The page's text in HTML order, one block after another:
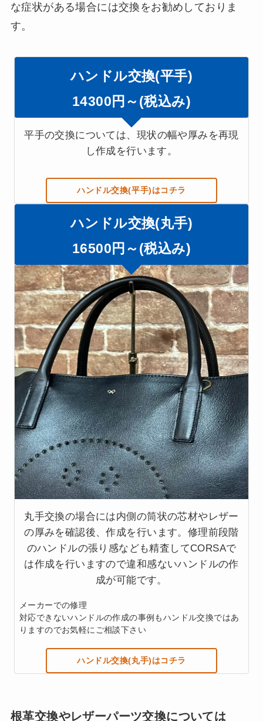
な症状がある場合には交換をお勧めしておりま
す。
ハンドル交換(平手)
14300円～(税込み)
平手の交換については、現状の幅や厚みを再現
し作成を行います。
ハンドル交換(平手)はコチラ
ハンドル交換(丸手)
16500円～(税込み)
丸手交換の場合には内側の筒状の芯材やレザー
の厚みを確認後、作成を行います。修理前段階
のハンドルの張り感なども精査してCORSAで
は作成を行いますので違和感ないハンドルの作
成が可能です。
メーカーでの修理
対応できないハンドルの作成の事例もハンドル交換ではあ
りますのでお気軽にご相談下さい
ハンドル交換(丸手)はコチラ
根革交換やレザーパーツ交換については